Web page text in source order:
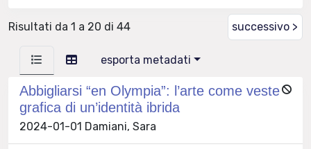
Risultati da 1 a 20 di 44 successivo >
esporta metadati
Abbigliarsi “en Olympia”: l’arte come veste
grafica di un’identità ibrida
2024-01-01 Damiani, Sara